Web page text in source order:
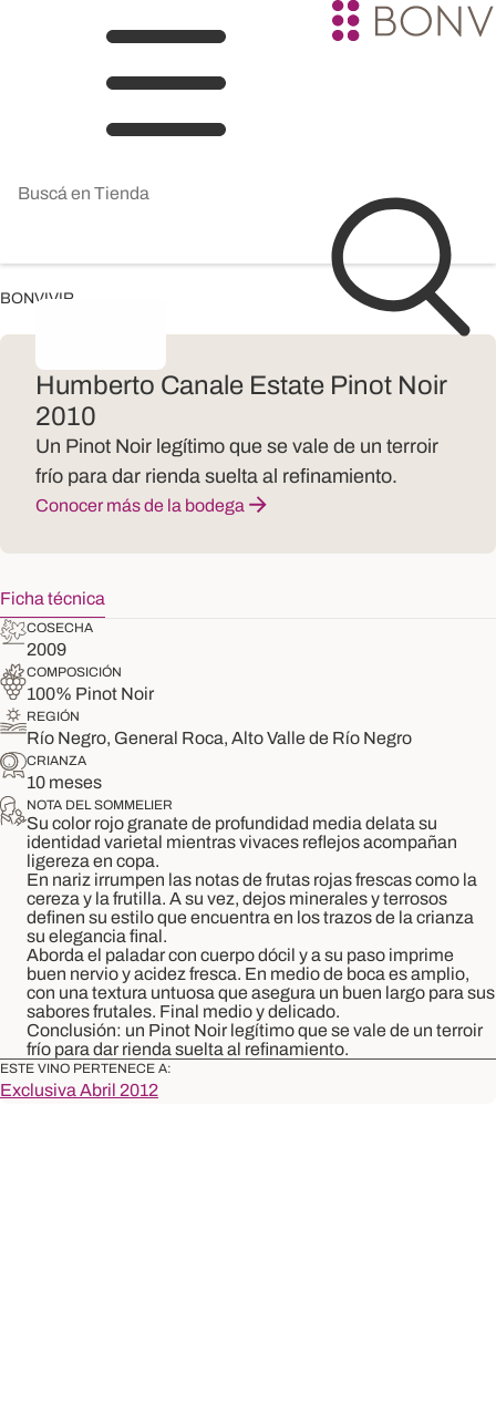
BONVIVIR
Humberto Canale Estate Pinot Noir
2010
Un Pinot Noir legítimo que se vale de un terroir
frío para dar rienda suelta al refinamiento.
Conocer más de la bodega
Ficha técnica
COSECHA
2009
COMPOSICIÓN
100% Pinot Noir
REGIÓN
Río Negro, General Roca, Alto Valle de Río Negro
CRIANZA
10 meses
NOTA DEL SOMMELIER
Su color rojo granate de profundidad media delata su
identidad varietal mientras vivaces reflejos acompañan
ligereza en copa.
En nariz irrumpen las notas de frutas rojas frescas como la
cereza y la frutilla. A su vez, dejos minerales y terrosos
definen su estilo que encuentra en los trazos de la crianza
su elegancia final.
Aborda el paladar con cuerpo dócil y a su paso imprime
buen nervio y acidez fresca. En medio de boca es amplio,
con una textura untuosa que asegura un buen largo para sus
sabores frutales. Final medio y delicado.
Conclusión: un Pinot Noir legítimo que se vale de un terroir
frío para dar rienda suelta al refinamiento.
ESTE VINO PERTENECE A:
Exclusiva Abril 2012